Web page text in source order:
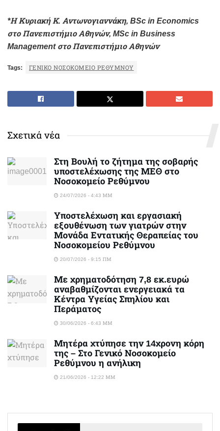
*Η Κυριακή Κ. Αντωνογιαννάκη, BSc in Economics
στο Πανεπιστήμιο Αθηνών, MSc in Business
Management στο Πανεπιστήμιο Αθηνών
Tags: ΓΕΝΙΚΌ ΝΟΣΟΚΟΜΕΊΟ ΡΕΘΎΜΝΟΥ
Σχετικά νέα
Στη Βουλή το ζήτημα της σοβαρής
υποστελέχωσης της ΜΕΘ στο
Νοσοκομείο Ρεθύμνου
24/07/2026 - 4:43 ΜΜ
Υποστελέχωση και εργασιακή
εξουθένωση των γιατρών στην
Μονάδα Εντατικής Θεραπείας του
Νοσοκομείου Ρεθύμνου
20/07/2026 - 9:15 ΠΜ
Με χρηματοδότηση 7,8 εκ.ευρώ
αναβαθμίζονται ενεργειακά τα
Κέντρα Υγείας Σπηλίου και
Περάματος
30/06/2026 - 6:43 ΜΜ
Μητέρα χτύπησε την 14χρονη κόρη
της – Στο Γενικό Νοσοκομείο
Ρεθύμνου η ανήλικη
21/06/2026 - 12:22 ΜΜ